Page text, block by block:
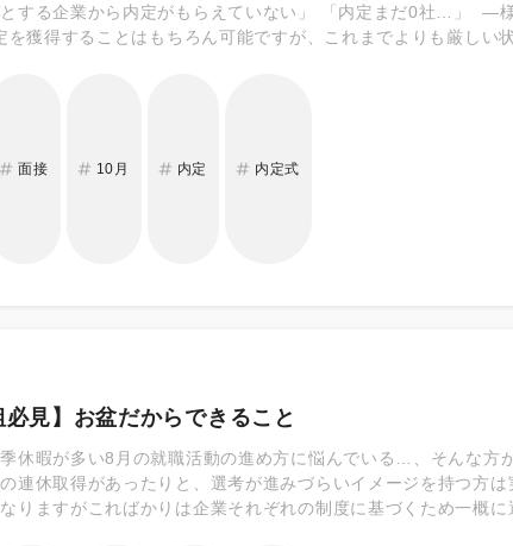
とする企業から内定がもらえていない」 「内定まだ0社…」 —
を獲得することはもちろん可能ですが、これまでよりも厳しい
面接 10月 内定 内定式
必見】お盆だからできること
休暇が多い8月の就職活動の進め方に悩んでいる…、そんな
連休取得があったりと、選考が進みづらいイメージを持つ方
りますがこればかりは企業それぞれの制度に基づくため一概